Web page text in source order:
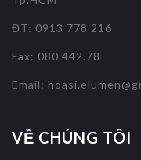
ĐT: 0913 778 216
Fax: 080.442.78
Email:
VỀ CHÚNG TÔI